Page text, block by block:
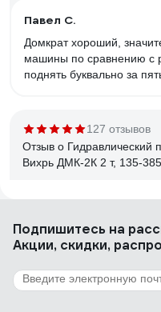
Павел С.
Домкрат хороший,
машины по сравнению с
поднять буквально за
рассматривал. Окраска
фиксатор или авто на
127 отзывов
Отзыв о Гидравлический
Вихрь ДМК-2К 2 т, 135-
Хорошо собран, ничего
47 отзывов
Подпишитесь на
Акции, скидки,